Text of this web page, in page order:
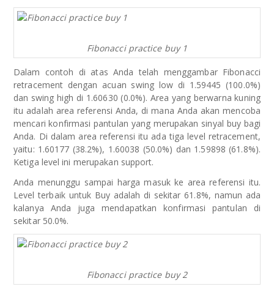
Fibonacci practice buy 1
Dalam contoh di atas Anda telah menggambar Fibonacci
retracement dengan acuan swing low di 1.59445 (100.0%)
dan swing high di 1.60630 (0.0%). Area yang berwarna kuning
itu adalah area referensi Anda, di mana Anda akan mencoba
mencari konfirmasi pantulan yang merupakan sinyal buy bagi
Anda. Di dalam area referensi itu ada tiga level retracement,
yaitu: 1.60177 (38.2%), 1.60038 (50.0%) dan 1.59898 (61.8%).
Ketiga level ini merupakan support.
Anda menunggu sampai harga masuk ke area referensi itu.
Level terbaik untuk Buy adalah di sekitar 61.8%, namun ada
kalanya Anda juga mendapatkan konfirmasi pantulan di
sekitar 50.0%.
Fibonacci practice buy 2